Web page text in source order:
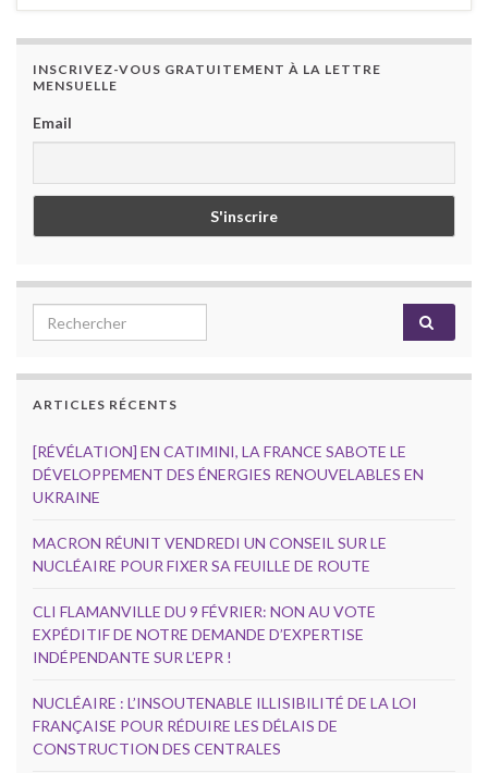
INSCRIVEZ-VOUS GRATUITEMENT À LA LETTRE
MENSUELLE
Email
Search for:
ARTICLES RÉCENTS
[RÉVÉLATION] EN CATIMINI, LA FRANCE SABOTE LE
DÉVELOPPEMENT DES ÉNERGIES RENOUVELABLES EN
UKRAINE
MACRON RÉUNIT VENDREDI UN CONSEIL SUR LE
NUCLÉAIRE POUR FIXER SA FEUILLE DE ROUTE
CLI FLAMANVILLE DU 9 FÉVRIER: NON AU VOTE
EXPÉDITIF DE NOTRE DEMANDE D’EXPERTISE
INDÉPENDANTE SUR L’EPR !
NUCLÉAIRE : L’INSOUTENABLE ILLISIBILITÉ DE LA LOI
FRANÇAISE POUR RÉDUIRE LES DÉLAIS DE
CONSTRUCTION DES CENTRALES